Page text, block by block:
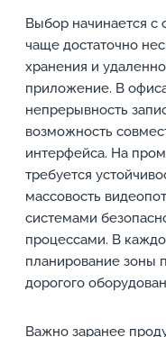
Выбор начинается
чаще достаточно
хранения и
приложение. В
непрерывность
возможность
интерфейса. На
требуется
массовость
системами
процессами. В
планирование зоны
дорогого
Важно заранее